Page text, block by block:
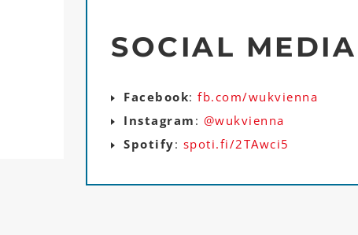
SOCIAL MEDIA
Facebook: fb.com/wukvienna
Instagram : @wukvienna
Spotify: spoti.fi/2TAwci5